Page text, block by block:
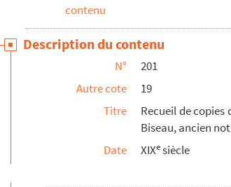
sancti Quintini, gloriosissimi martyris Christi »
rubriques de l'église de Saint-Quentin
et auteur d'une vie de saint Quentin, sur
au sujet du stage. 1757
Dieu à Angers
1557 à 1852
contenu
Description du contenu
N°
201
Autre cote
19
Titre
Recueil de
Biseau, ancien
Date
XIXesiècle